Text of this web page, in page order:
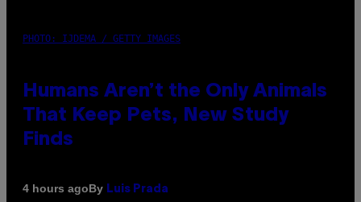
PHOTO: IJDEMA / GETTY IMAGES
Humans Aren’t the Only Animals
That Keep Pets, New Study
Finds
4 hours agoBy Luis Prada